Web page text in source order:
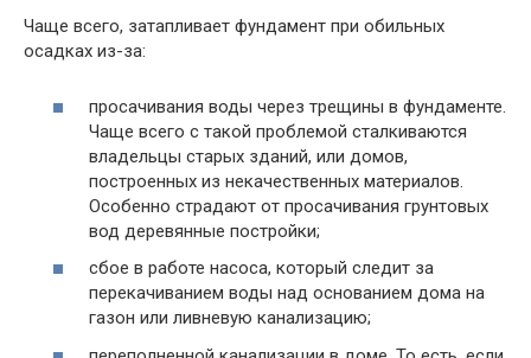
Чаще всего, затапливает фундамент при обильных
осадках из-за:
просачивания воды через трещины в фундаменте.
Чаще всего с такой проблемой сталкиваются
владельцы старых зданий, или домов,
построенных из некачественных материалов.
Особенно страдают от просачивания грунтовых
вод деревянные постройки;
сбое в работе насоса, который следит за
перекачиванием воды над основанием дома на
газон или ливневую канализацию;